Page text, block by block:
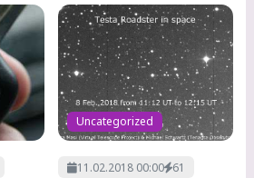
Essentials Pack indirmeye...
Uncategorized
11.02.2018 00:00 61